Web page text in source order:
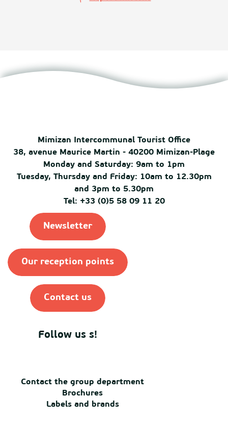
Mimizan Intercommunal Tourist Office
38, avenue Maurice Martin - 40200 Mimizan-Plage
Monday and Saturday: 9am to 1pm
Tuesday, Thursday and Friday: 10am to 12.30pm
and 3pm to 5.30pm
Tel: +33 (0)5 58 09 11 20
Newsletter
Our reception points
Contact us
Follow us s!
Contact the group department
Brochures
Labels and brands